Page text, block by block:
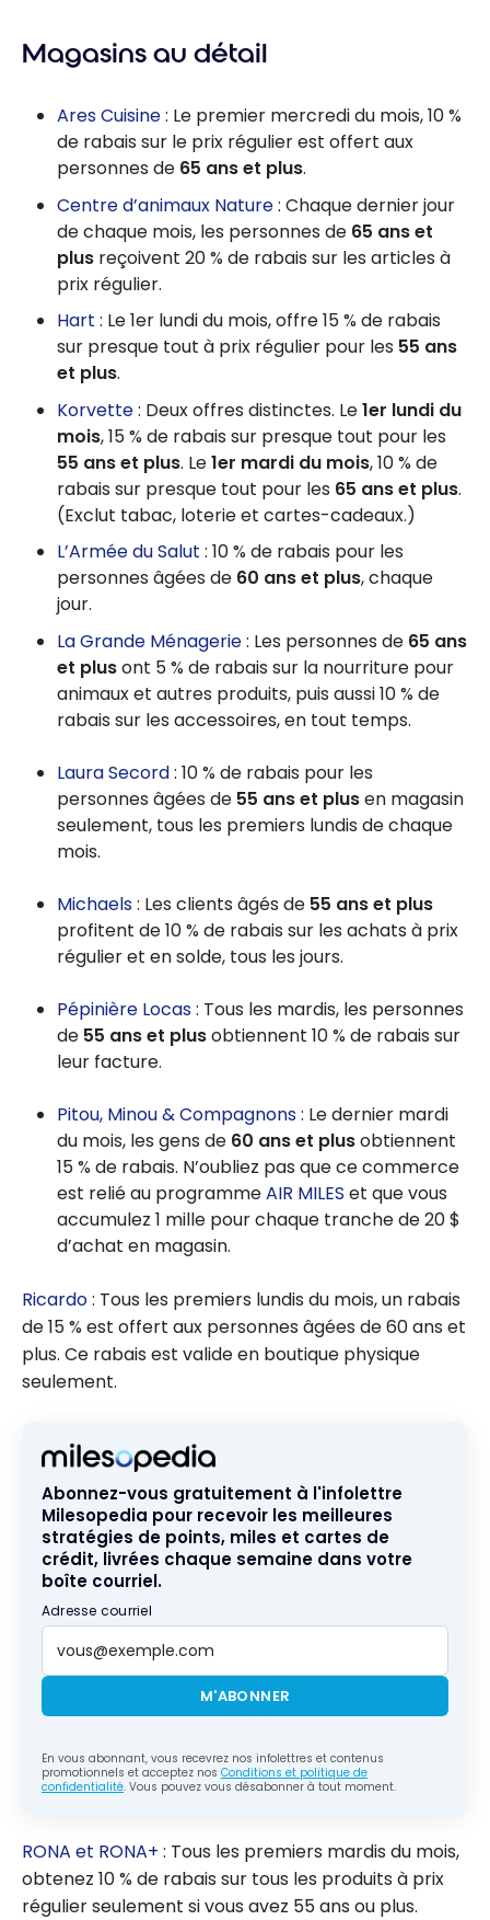
fidélité à
Lequel
choisir
pour
maximiser
vos
économies
Magasins au détail
Ares Cuisine: Le premier mercredi du mois, 10 %
de rabais sur le prix régulier est offert aux
personnes de 65 ans et plus.
Centre d’animaux Nature: Chaque dernier jour
de chaque mois, les personnes de 65 ans et
plus reçoivent 20 % de rabais sur les articles à
prix régulier.
Hart : Le 1er lundi du mois, offre 15 % de rabais
sur presque tout à prix régulier pour les 55 ans
et plus.
Korvette: Deux offres distinctes. Le1er lundi du
mois, 15 % de rabais sur presque tout pour les
55 ans et plus. Le1er mardi du mois, 10 % de
rabais sur presque tout pour les 65 ans et plus.
(Exclut tabac, loterie et cartes-cadeaux.)
L’Armée du Salut : 10 % de rabais pour les
personnes âgées de 60 ans et plus, chaque
jour.
La Grande Ménagerie: Les personnes de 65 ans
et plusont 5 % de rabais sur la nourriture pour
animaux et autres produits, puis aussi 10 % de
rabais sur les accessoires, en tout temps.
Laura Secord: 10 % de rabais pour les
personnes âgées de 55 ans et plusen magasin
seulement, tous les premiers lundis de chaque
mois.
Michaels: Les clients âgés de 55 ans et plus
profitent de 10 % de rabais sur les achats à prix
régulier et en solde, tous les jours.
Pépinière Locas: Tous les mardis, les personnes
de 55 ans et plusobtiennent 10 % de rabais sur
leur facture.
Pitou, Minou & Compagnons: Le dernier mardi
du mois, les gens de 60 ans et plusobtiennent
15 % de rabais. N’oubliez pas que ce commerce
est relié au programmeAIR MILES et que vous
accumulez 1 mille pour chaque tranche de 20 $
d’achat en magasin.
Ricardo: Tous les premiers lundis du mois, un rabais
de 15 % est offert aux personnes âgées de 60 ans et
plus. Ce rabais est valide en boutique physique
seulement.
Abonnez-vous gratuitement à l'infolettre
Milesopedia pour recevoir les meilleures
stratégies de points, miles et cartes de
crédit, livrées chaque semaine dans votre
boîte courriel.
Adresse courriel
M'ABONNER
En vous abonnant, vous recevrez nos infolettres et contenus
promotionnels et acceptez nos Conditions et politique de
confidentialité. Vous pouvez vous désabonner à tout moment.
RONA et RONA+ : Tous les premiers mardis du mois,
obtenez 10 % de rabais sur tous les produits à prix
régulier seulement si vous avez 55 ans ou plus.